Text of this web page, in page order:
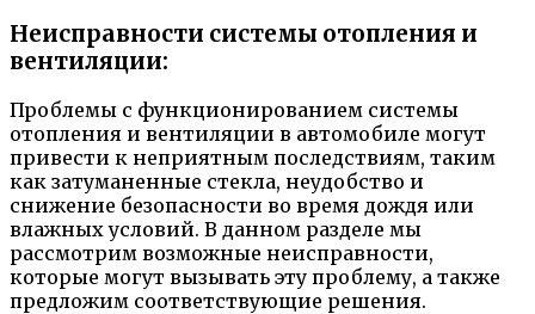
Неисправности системы отопления и
вентиляции:
Проблемы с функционированием системы
отопления и вентиляции в автомобиле могут
привести к неприятным последствиям, таким
как затуманенные стекла, неудобство и
снижение безопасности во время дождя или
влажных условий. В данном разделе мы
рассмотрим возможные неисправности,
которые могут вызывать эту проблему, а также
предложим соответствующие решения.